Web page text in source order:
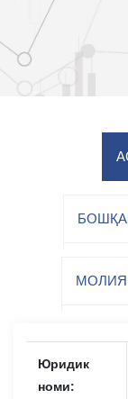
Юридик
номи: